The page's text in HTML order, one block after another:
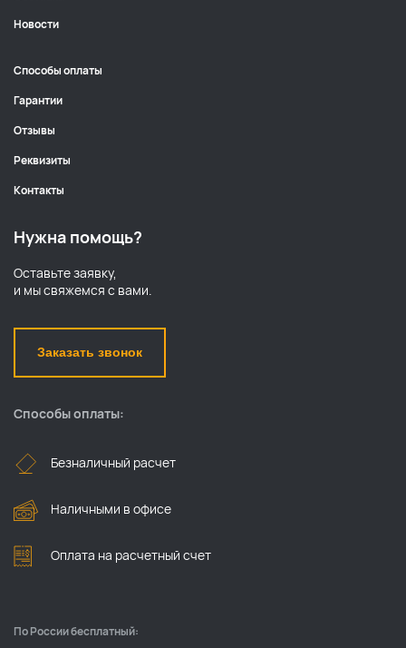
Нужна помощь?
Оставьте заявку,
и мы свяжемся с вами.
Заказать звонок
Новости
Способы оплаты
Гарантии
Отзывы
Реквизиты
Контакты
Способы оплаты:
Безналичный расчет
Наличными в офисе
Оплата на расчетный счет
По России бесплатный: